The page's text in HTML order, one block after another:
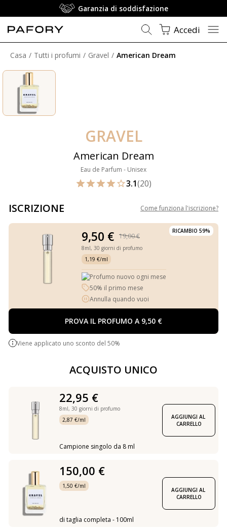
Garanzia di soddisfazione
Accedi
Casa Tutti i profumi Gravel American Dream
GRAVEL
American Dream
Eau de Parfum - Unisex
3.1(20)
ISCRIZIONE Come funziona l'iscrizione?
RICAMBIO 59%
9,50 € 19,00 €
8ml, 30 giorni di profumo
1,19 €/ml
Profumo nuovo ogni mese
50% il primo mese
Annulla quando vuoi
PROVA IL PROFUMO A 9,50 €
Viene applicato uno sconto del 50%
ACQUISTO UNICO
22,95 €
8ml, 30 giorni di profumo
2,87 €/ml
Campione singolo da 8 ml
AGGIUNGI AL
CARRELLO
150,00 €
1,50 €/ml
di taglia completa - 100ml
AGGIUNGI AL
CARRELLO